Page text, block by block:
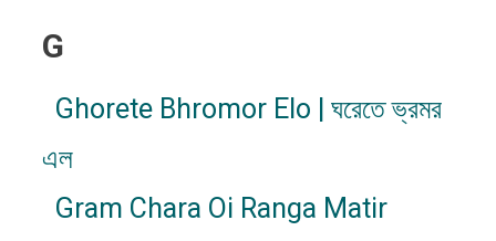
G
Ghorete Bhromor Elo | ঘরেতে ভ্রমর
এল
Gram Chara Oi Ranga Matir